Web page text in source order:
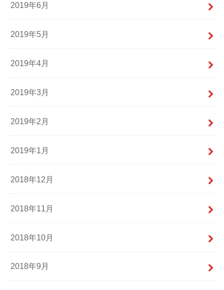
2019年6月
2019年5月
2019年4月
2019年3月
2019年2月
2019年1月
2018年12月
2018年11月
2018年10月
2018年9月